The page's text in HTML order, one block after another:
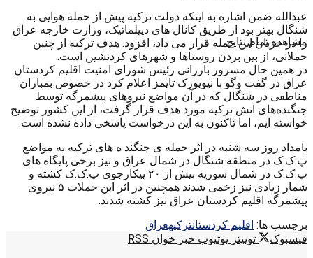
مشاهده تمام نتایج
عبدالله ضمن اشاره به اینکه دولت ترکیه پیش از حمله هوایی به
شنگال بهتر بود از طریق کانال های دیپلماتیک، وزارت خارجه عراق
را در جریان این حمله قرار می داد، افزود: هدف ترکیه از چنین
حملاتی، از بین بردن روستاها و شهرهای کردنشین است.
در همین حال مسرور بارزانی رئیس شورای امنیت اقلیم کردستان
عراق در گفت وگو با نیویورک‌ تایمز اعلام کرد در خصوص بمباران
مناطقی در شنگال کە در آن مواضع نیروهای پیشمرگە توسط
جنگندەهای اتش ترکیە مورد هدف قرار گرفت، از این کشور توضیح
خواسته ایم، اما تاکنون به این درخواست پاسخی داده نشده است.
بامداد روز سه شنبه در اثر حمله ی جنگند ه های ترکیه به مواضع
پ.ک.ک در منطقه شنگال در شمال عراق و نیز برخی پایگاه های
پ.ک.ک در شمال سوریه بیش از ۲۰ پیکارجوی پ.ک.ک کشته و
شمار زیادی نیز زخمی شدند همچنین در اثر این حملات ۵ نیروی
پیشمرگه اقلیم کردستان عراق نیز کشته شدند.
برچسب ها: اقلیم کردستانترکیهعراق
فیسبوک
توییتر یوتیوب خبر خوان RSS